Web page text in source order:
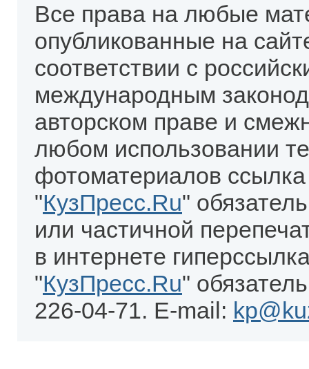
Все права на любые
опубликованные на
соответствии с
международным
авторском праве и
любом использовании
фотоматериалов
"КузПресс.Ru"
или частичной
в интернете
"КузПресс.Ru"
226-04-71. E-mail: